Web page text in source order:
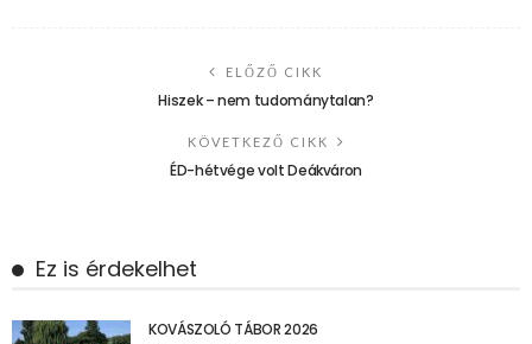
ELŐZŐ CIKK
Hiszek – nem tudománytalan?
KÖVETKEZŐ CIKK
ÉD-hétvége volt Deákváron
Ez is érdekelhet
KOVÁSZOLÓ TÁBOR 2026